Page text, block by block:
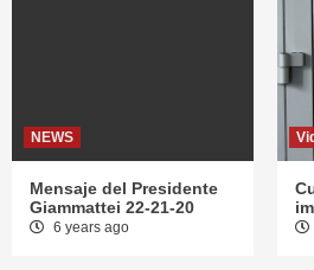
NEWS
Mensaje del Presidente
Giammattei 22-21-20
6 years ago